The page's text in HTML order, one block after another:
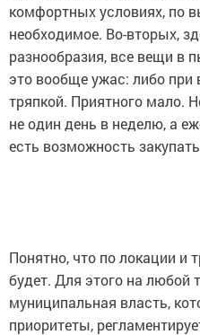
комфортных условиях, по
необходимое. Во-вторых,
разнообразия, все вещи в
это вообще ужас: либо при
тряпкой. Приятного мало.
не один день в неделю, а
есть возможность
Понятно, что по локации и
будет. Для этого на любой
муниципальная власть,
приоритеты,